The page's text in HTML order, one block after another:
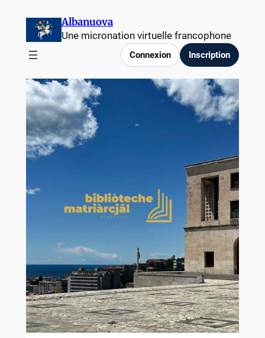
Albanuova
Une micronation virtuelle francophone
Connexion Inscription